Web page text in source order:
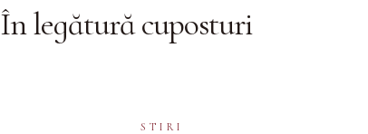
În legătură cuposturi
STIRI